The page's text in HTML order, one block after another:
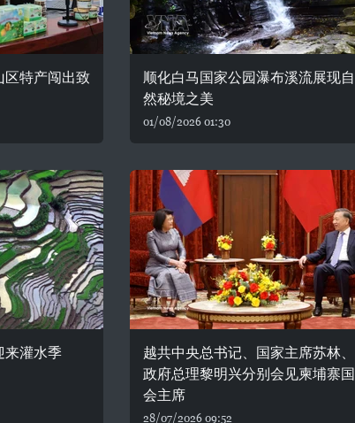
区特产闯出致
顺化白马国家公园瀑布溪流展现自
然秘境之美
01/08/2026 01:30
来灌水季
越共中央总书记、国家主席苏林、
政府总理黎明兴分别会见柬埔寨国
会主席
28/07/2026 09:52